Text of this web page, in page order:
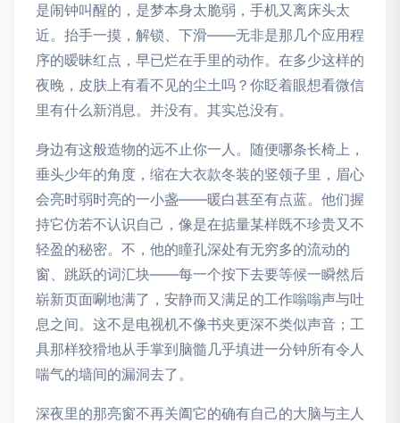
是闹钟叫醒的，是梦本身太脆弱，手机又离床头太
近。抬手一摸，解锁、下滑——无非是那几个应用程
序的暧昧红点，早已烂在手里的动作。在多少这样的
夜晚，皮肤上有看不见的尘土吗？你眨着眼想看微信
里有什么新消息。并没有。其实总没有。
身边有这般造物的远不止你一人。随便哪条长椅上，
垂头少年的角度，缩在大衣款冬装的竖领子里，眉心
会亮时弱时亮的一小盏——暖白甚至有点蓝。他们握
持它仿若不认识自己，像是在掂量某样既不珍贵又不
轻盈的秘密。不，他的瞳孔深处有无穷多的流动的
窗、跳跃的词汇块——每一个按下去要等候一瞬然后
崭新页面唰地满了，安静而又满足的工作嗡嗡声与吐
息之间。这不是电视机不像书夹更深不类似声音；工
具那样狡猾地从手掌到脑髓几乎填进一分钟所有令人
喘气的墙间的漏洞去了。
深夜里的那亮窗不再关阖它的确有自己的大脑与主人